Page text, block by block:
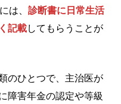
は、 診断書に日常生活
記載してもらうことが
のひとつで、主治医が
障害年金の認定や等級